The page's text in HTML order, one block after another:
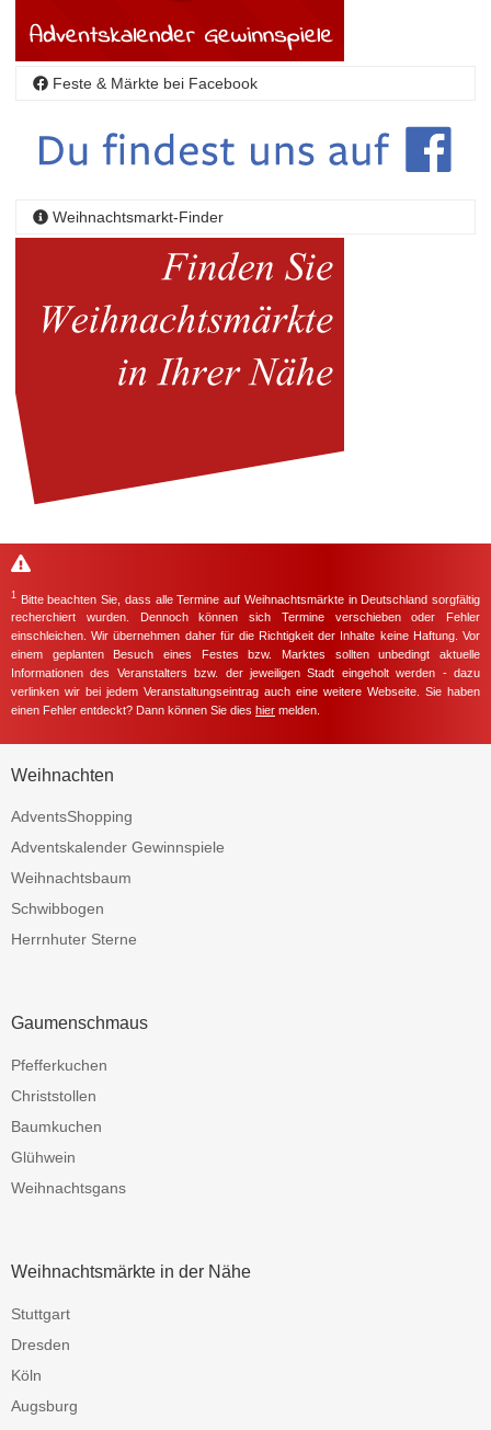
Feste & Märkte bei Facebook
Weihnachtsmarkt-Finder
1
Bitte beachten Sie, dass alle Termine auf Weihnachtsmärkte in Deutschland sorgfältig
recherchiert wurden. Dennoch können sich Termine verschieben oder Fehler
einschleichen. Wir übernehmen daher für die Richtigkeit der Inhalte keine Haftung. Vor
einem geplanten Besuch eines Festes bzw. Marktes sollten unbedingt aktuelle
Informationen des Veranstalters bzw. der jeweiligen Stadt eingeholt werden - dazu
verlinken wir bei jedem Veranstaltungseintrag auch eine weitere Webseite. Sie haben
einen Fehler entdeckt? Dann können Sie dies hier melden.
Weihnachten
AdventsShopping
Adventskalender Gewinnspiele
Weihnachtsbaum
Schwibbogen
Herrnhuter Sterne
Gaumenschmaus
Pfefferkuchen
Christstollen
Baumkuchen
Glühwein
Weihnachtsgans
Weihnachtsmärkte in der Nähe
Stuttgart
Dresden
Köln
Augsburg